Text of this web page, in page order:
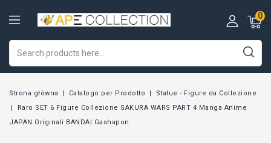
0
Strona główna Catalogo per Prodotto
Statue - Figure da Collezione
Raro SET 6 Figure Collezione SAKURA WARS PART 4 Manga Anime
JAPAN Originali BANDAI Gashapon